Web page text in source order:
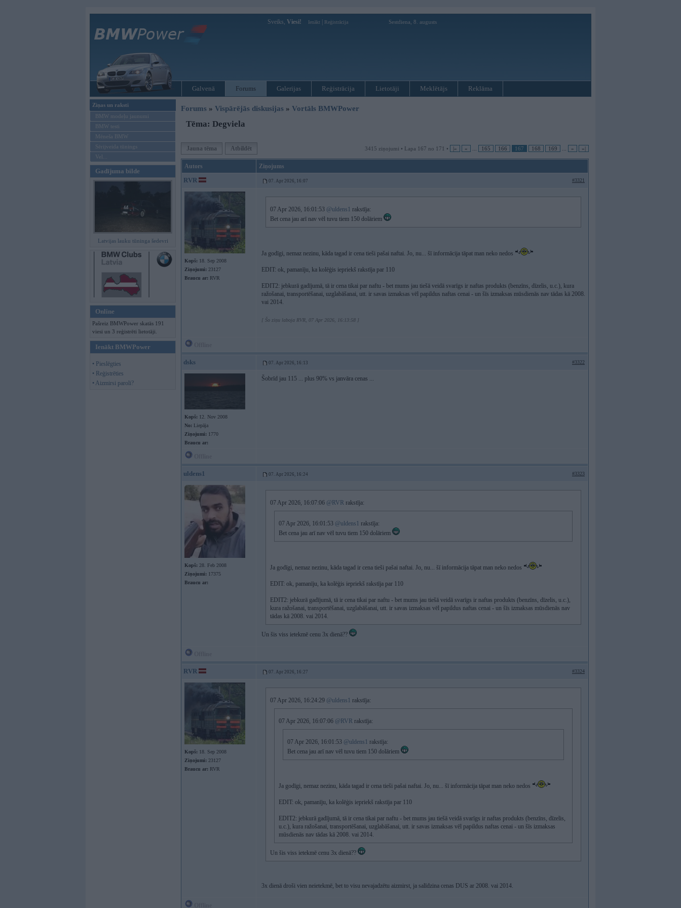
Sveiks, Viesi! Ienākt Reģistrācija Sestdiena, 8. augusts
Galvenā Forums Galerijas Reģistrācija Lietotāji Meklētājs Reklāma
Ziņas un raksti
BMW modeļu jaunumi
BMW testi
Mēneša BMW
Sērijveida tūnings
Vel...
Gadījuma bilde
Latvijas lauku tūninga šedevri
Online
Pašreiz BMWPower skatās 191
viesi un 3 reģistrēti lietotāji.
Ienākt BMWPower
• Pieslēgties
• Reģistrēties
• Aizmirsi paroli?
Forums » Vispārējās diskusijas » Vortāls BMWPower
Tēma: Degviela
Jauna tēma Atbildēt 3415 ziņojumi • Lapa 167 no 171 • |« « 165 166 167 168 169 » »|
Autors Ziņojums
RVR 07. Apr 2026, 16:07 #3321
Kopš: 18. Sep 2008
Ziņojumi: 23127
Braucu ar: RVR
07 Apr 2026, 16:01:53 @uldens1 rakstīja:
Bet cena jau arī nav vēl tuvu tiem 150 dolāriem
Ja godīgi, nemaz nezinu, kāda tagad ir cena tieši pašai naftai. Jo, nu... šī informācija tāpat man neko nedos
EDIT: ok, pamanīju, ka kolēģis iepriekš rakstīja par 110
EDIT2: jebkurā gadījumā, tā ir cena tikai par naftu - bet mums jau tiešā veidā svarīgs ir naftas produkts (benzīns, dīzelis, u.c.), kura
ražošanai, transportēšanai, uzglabāšanai, utt. ir savas izmaksas vēl papildus naftas cenai - un šīs izmaksas mūsdienās nav tādas kā 2008.
vai 2014.
[ Šo ziņu laboja RVR, 07 Apr 2026, 16:13:58 ]
dsks 07. Apr 2026, 16:13 #3322
Kopš: 12. Nov 2008
No: Liepāja
Ziņojumi: 1770
Braucu ar:
Šobrīd jau 115 ... plus 90% vs janvāra cenas ...
uldens1 07. Apr 2026, 16:24 #3323
Kopš: 28. Feb 2008
Ziņojumi: 17375
Braucu ar:
07 Apr 2026, 16:07:06 @RVR rakstīja:
07 Apr 2026, 16:01:53 @uldens1 rakstīja:
Bet cena jau arī nav vēl tuvu tiem 150 dolāriem
Ja godīgi, nemaz nezinu, kāda tagad ir cena tieši pašai naftai. Jo, nu... šī informācija tāpat man neko nedos
EDIT: ok, pamanīju, ka kolēģis iepriekš rakstīja par 110
EDIT2: jebkurā gadījumā, tā ir cena tikai par naftu - bet mums jau tiešā veidā svarīgs ir naftas produkts (benzīns, dīzelis, u.c.),
kura ražošanai, transportēšanai, uzglabāšanai, utt. ir savas izmaksas vēl papildus naftas cenai - un šīs izmaksas mūsdienās nav
tādas kā 2008. vai 2014.
Un šis viss ietekmē cenu 3x dienā??
RVR 07. Apr 2026, 16:27 #3324
Kopš: 18. Sep 2008
Ziņojumi: 23127
Braucu ar: RVR
07 Apr 2026, 16:24:29 @uldens1 rakstīja:
07 Apr 2026, 16:07:06 @RVR rakstīja:
07 Apr 2026, 16:01:53 @uldens1 rakstīja:
Bet cena jau arī nav vēl tuvu tiem 150 dolāriem
Ja godīgi, nemaz nezinu, kāda tagad ir cena tieši pašai naftai. Jo, nu... šī informācija tāpat man neko nedos
EDIT: ok, pamanīju, ka kolēģis iepriekš rakstīja par 110
EDIT2: jebkurā gadījumā, tā ir cena tikai par naftu - bet mums jau tiešā veidā svarīgs ir naftas produkts (benzīns, dīzelis,
u.c.), kura ražošanai, transportēšanai, uzglabāšanai, utt. ir savas izmaksas vēl papildus naftas cenai - un šīs izmaksas
mūsdienās nav tādas kā 2008. vai 2014.
Un šis viss ietekmē cenu 3x dienā??
3x dienā droši vien neietekmē, bet to visu nevajadzētu aizmirst, ja salīdzina cenas DUS ar 2008. vai 2014.